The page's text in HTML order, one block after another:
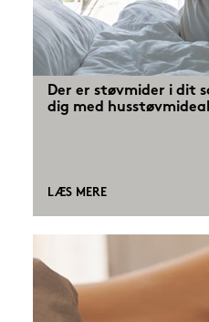
Der er støvmider i dit
dig med
LÆS MERE